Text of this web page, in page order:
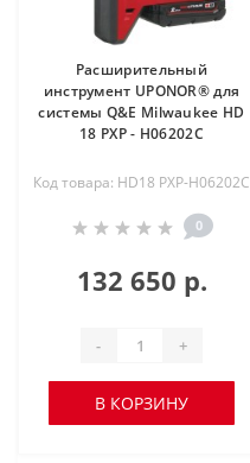
Расширительный
инструмент UPONOR® для
системы Q&E Milwaukee HD
18 PXP - H06202C
Код товара: HD18 PXP-H06202C
0
132 650 р.
- +
В КОРЗИНУ